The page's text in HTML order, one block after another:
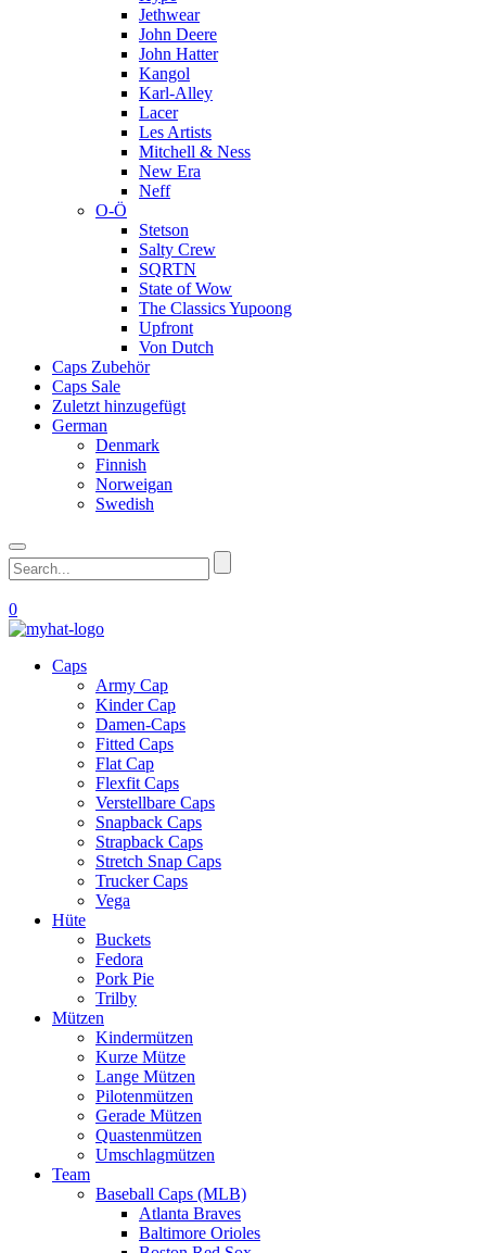
Jethwear
John Deere
John Hatter
Kangol
Karl-Alley
Lacer
Les Artists
Mitchell & Ness
New Era
Neff
O-Ö
Stetson
Salty Crew
SQRTN
State of Wow
The Classics Yupoong
Upfront
Von Dutch
Caps Zubehör
Caps Sale
Zuletzt hinzugefügt
German
Denmark
Finnish
Norweigan
Swedish
0
Caps
Army Cap
Kinder Cap
Damen-Caps
Fitted Caps
Flat Cap
Flexfit Caps
Verstellbare Caps
Snapback Caps
Strapback Caps
Stretch Snap Caps
Trucker Caps
Vega
Hüte
Buckets
Fedora
Pork Pie
Trilby
Mützen
Kindermützen
Kurze Mütze
Lange Mützen
Pilotenmützen
Gerade Mützen
Quastenmützen
Umschlagmützen
Team
Baseball Caps (MLB)
Atlanta Braves
Baltimore Orioles